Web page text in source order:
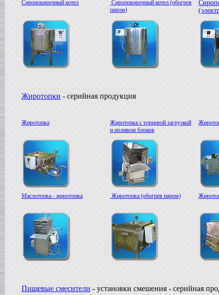
Сироповарочный котел
Сироповарочный котел (обогрев
паром)
Жиротопки - серийная продукция
Жиротопка
Жиротопка с торцевой загрузкой
и поливом блоков
Маслотопка - жиротопка Жиротопка (обогрев паром)
Пищевые смесители - установки смешения - серийная